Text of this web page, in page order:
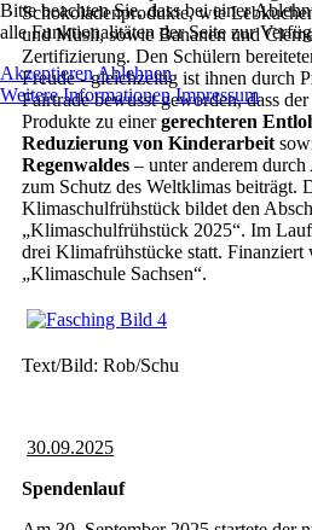
Schokoladenprodukte, wie
und Müsli, sowie Bananen und
Zertifizierung. Den Schülern
Freude - gleichzeitig ist ihnen durch
Fairtrade bewusst geworden, dass
Produkte zu einergerechteren
Reduzierung von Kinderarbeit
Regenwaldes – unter anderem
zum Schutz des Weltklimas beiträgt.
Klimaschulfrühstück bildet den
„Klimaschulfrühstück 2025“. Im
drei Klimafrühstücke statt. Finanziert
„Klimaschule Sachsen“.
Text/Bild: Rob/Schu
30.09.2025
Spendenlauf
Bitte beachten Sie, dass bei einer
alle Funktionalitäten der Seite zur
AkzeptierenAblehnen
Weitere Informationen Impressum